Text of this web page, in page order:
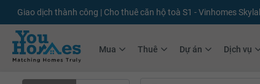
Giao dịch thành công | Cho thuê căn hộ toà S1 - Vinhomes
Mua Thuê Dự án Dịch vụ